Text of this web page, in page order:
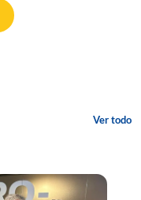
Ver todo